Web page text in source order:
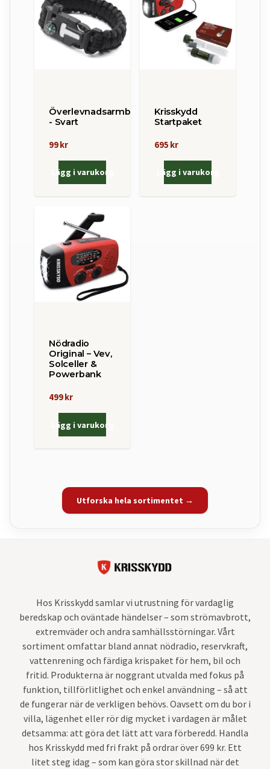
Överlevnadsarmband
- Svart
99 kr
Lägg i varukorg
Krisskydd
Startpaket
695 kr
Lägg i varukorg
Nödradio
Original – Vev,
Solceller &
Powerbank
499 kr
Lägg i varukorg
Utforska hela sortimentet →
Hos Krisskydd samlar vi utrustning för vardaglig
beredskap och oväntade händelser – som strömavbrott,
extremväder och andra samhällsstörningar. Vårt
sortiment omfattar bland annat nödradio, reservkraft,
vattenrening och färdiga krispaket för hem, bil och
fritid. Produkterna är noggrant utvalda med fokus på
funktion, tillförlitlighet och enkel användning – så att
de fungerar när de verkligen behövs. Oavsett om du bor i
villa, lägenhet eller rör dig mycket i vardagen är målet
detsamma: att göra det lätt att vara förberedd. Handla
hos Krisskydd med fri frakt på ordrar över 699 kr. Ett
litet steg idag – som kan göra stor skillnad när det